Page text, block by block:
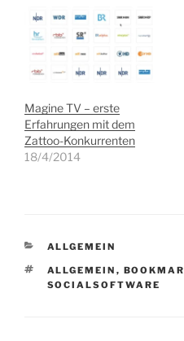
persönlichen Eindrücke
aufgenommen hat, muss
dieser Beitrag sein. Denn
der Frust bezüglich
Marke Saeco Royal
Cappuccino hat das
erträgliche Maß
überschritten. Wenn Sie
Magine TV – erste
Erfahrungen mit dem
Zattoo-Konkurrenten
18/4/2014
KATEGORIEN
ALLGEMEIN
SCHLAGWÖRTER
ALLGEMEIN ,
SOCIALSOFTWARE